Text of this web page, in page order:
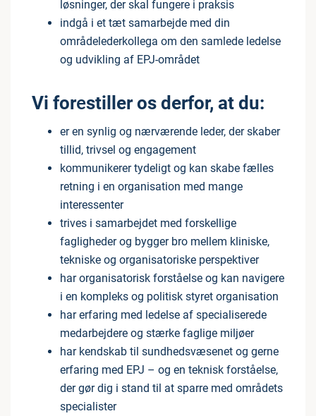
løsninger, der skal fungere i praksis
indgå i et tæt samarbejde med din
områdelederkollega om den samlede ledelse
og udvikling af EPJ-området
Vi forestiller os derfor, at du:
er en synlig og nærværende leder, der skaber
tillid, trivsel og engagement
kommunikerer tydeligt og kan skabe fælles
retning i en organisation med mange
interessenter
trives i samarbejdet med forskellige
fagligheder og bygger bro mellem kliniske,
tekniske og organisatoriske perspektiver
har organisatorisk forståelse og kan navigere
i en kompleks og politisk styret organisation
har erfaring med ledelse af specialiserede
medarbejdere og stærke faglige miljøer
har kendskab til sundhedsvæsenet og gerne
erfaring med EPJ – og en teknisk forståelse,
der gør dig i stand til at sparre med områdets
specialister